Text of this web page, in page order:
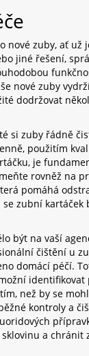
nové zuby, ať už
jiné řešení,
nové zuby
dodržovat
si zuby řádně
použitím
je
rovněž na
pomáhá
zubní kartáček
být na vaší
čištění u
domácí péčí.
než by se
kontroly a
a chránit